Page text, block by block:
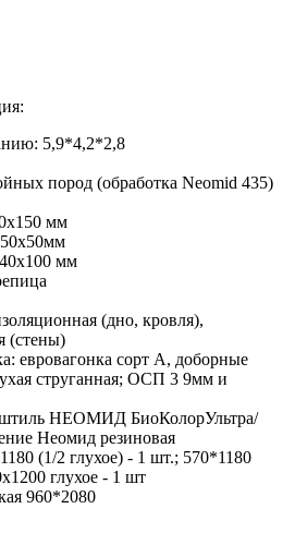
5,9*4,2*2,8
пород (обработка Neomid 435)
мм
мм
(дно, кровля),
(стены)
евровагонка сорт А, доборные
струганная; ОСП 3 9мм и
штиль НЕОМИД БиоКолорУльтра/
Неомид резиновая
(1/2 глухое) - 1 шт.; 570*1180
глухое - 1 шт
960*2080